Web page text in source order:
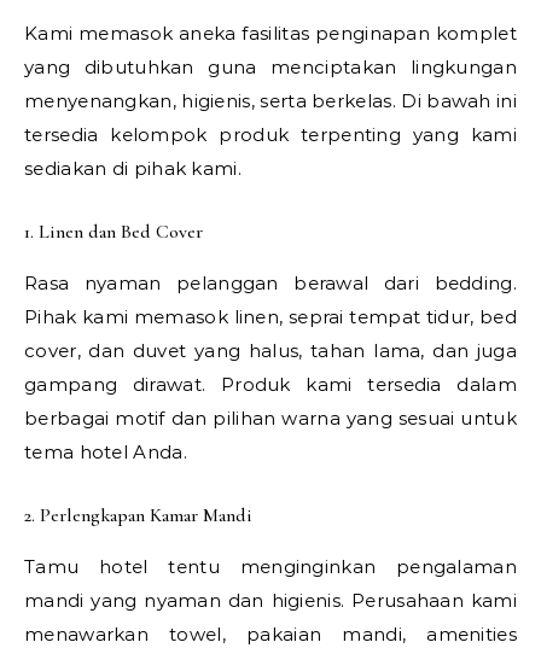
Kami memasok aneka fasilitas penginapan komplet
yang dibutuhkan guna menciptakan lingkungan
menyenangkan, higienis, serta berkelas. Di bawah ini
tersedia kelompok produk terpenting yang kami
sediakan di pihak kami.
1. Linen dan Bed Cover
Rasa nyaman pelanggan berawal dari bedding.
Pihak kami memasok linen, seprai tempat tidur, bed
cover, dan duvet yang halus, tahan lama, dan juga
gampang dirawat. Produk kami tersedia dalam
berbagai motif dan pilihan warna yang sesuai untuk
tema hotel Anda.
2. Perlengkapan Kamar Mandi
Tamu hotel tentu menginginkan pengalaman
mandi yang nyaman dan higienis. Perusahaan kami
menawarkan towel, pakaian mandi, amenities